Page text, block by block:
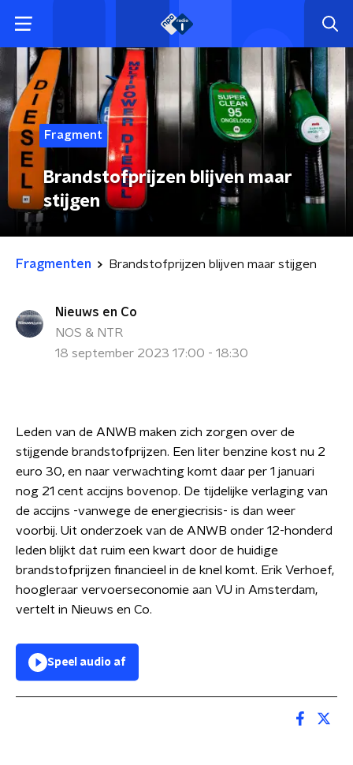
Fragment
Brandstofprijzen blijven maar
stijgen
Fragmenten Brandstofprijzen blijven maar stijgen
Nieuws en Co
NOS & NTR
18 september 2023 17:00 - 18:30
Leden van de ANWB maken zich zorgen over de
stijgende brandstofprijzen. Een liter benzine kost nu 2
euro 30, en naar verwachting komt daar per 1 januari
nog 21 cent accijns bovenop. De tijdelijke verlaging van
de accijns -vanwege de energiecrisis- is dan weer
voorbij. Uit onderzoek van de ANWB onder 12-honderd
leden blijkt dat ruim een kwart door de huidige
brandstofprijzen financieel in de knel komt. Erik Verhoef,
hoogleraar vervoerseconomie aan VU in Amsterdam,
vertelt in Nieuws en Co.
Speel audio af